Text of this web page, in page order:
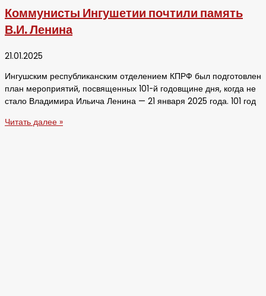
Коммунисты Ингушетии почтили память
В.И. Ленина
21.01.2025
Ингушским республиканским отделением КПРФ был подготовлен
план мероприятий, посвященных 101-й годовщине дня, когда не
стало Владимира Ильича Ленина — 21 января 2025 года. 101 год
Читать далее »